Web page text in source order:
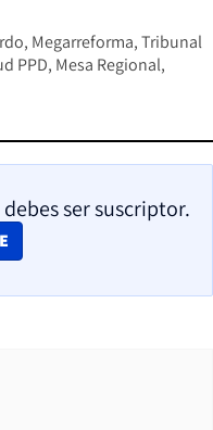
Megarreforma Tribunal
PPD Mesa Regional
ser suscriptor.
WINDOW